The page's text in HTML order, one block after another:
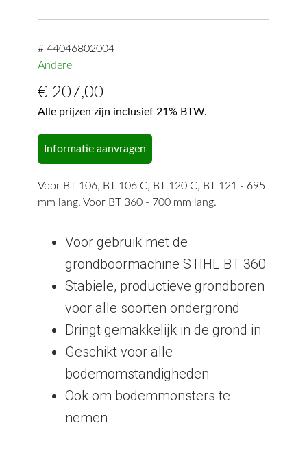
# 44046802004
Andere
€ 207,00
Alle prijzen zijn inclusief 21% BTW.
Informatie aanvragen
Voor BT 106, BT 106 C, BT 120 C, BT 121 - 695
mm lang. Voor BT 360 - 700 mm lang.
Voor gebruik met de
grondboormachine STIHL BT 360
Stabiele, productieve grondboren
voor alle soorten ondergrond
Dringt gemakkelijk in de grond in
Geschikt voor alle
bodemomstandigheden
Ook om bodemmonsters te
nemen